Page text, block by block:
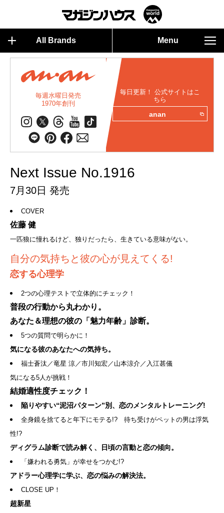
All Brands Menu
毎週水曜日発売
1970年創刊
毎日更新！ 公式サイトはこ
ちら
anan
Next Issue No.1916
7月30日 発売
COVER
佐藤 健
一匹狼に憧れるけど、独りだったら、生きている意味がない。
自分の気持ちと彼の心が見えてくる!
恋する心理学
2つの心理テストで立体的にチェック！
普段の行動から丸わかり。
あなた＆理想の彼の「魅力年齢」診断。
5つの質問で明らかに！
気になる彼のあなたへの気持ち。
福士蒼汰／竜星 涼／市川知宏／山本涼介／入江甚儀
気になる5人が挑戦！
結婚適性度チェック！
陥りやすい“泥沼パターン”別、恋のメンタルトレーニング!
全身鏡を捨てると年下にモテる!? 待ち受けがペットの男は浮気
性!?
ディグラム診断で読み解く、日頃の言動と恋の傾向。
「嫌われる勇気」が幸せをつかむ!?
アドラー心理学に学ぶ、恋の悩みの解決法。
CLOSE UP！
超新星